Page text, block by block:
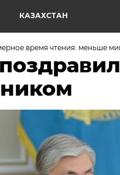
КАЗАХСТАН
время чтения: меньше